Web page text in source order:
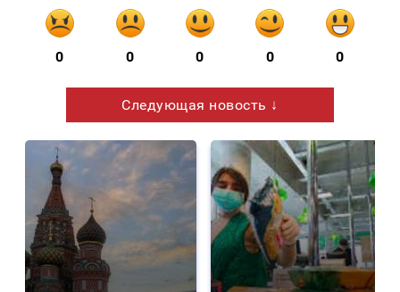
0 0 0 0 0
Следующая новость ↓